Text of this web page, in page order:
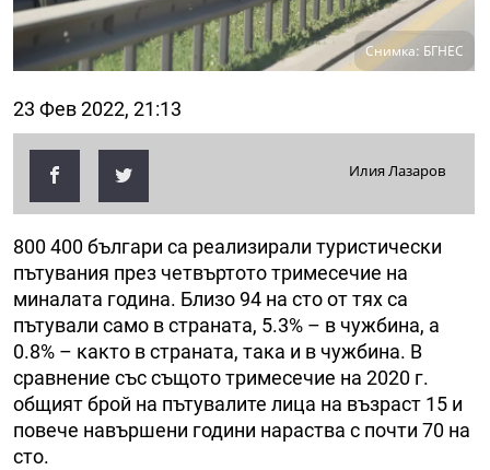
Снимка: БГНЕС
23 Фев 2022, 21:13
Илия Лазаров
800 400 българи са реализирали туристически
пътувания през четвъртото тримесечие на
миналата година. Близо 94 на сто от тях са
пътували само в страната, 5.3% – в чужбина, а
0.8% – както в страната, така и в чужбина. В
сравнение със същото тримесечие на 2020 г.
общият брой на пътувалите лица на възраст 15 и
повече навършени години нараства с почти 70 на
сто.